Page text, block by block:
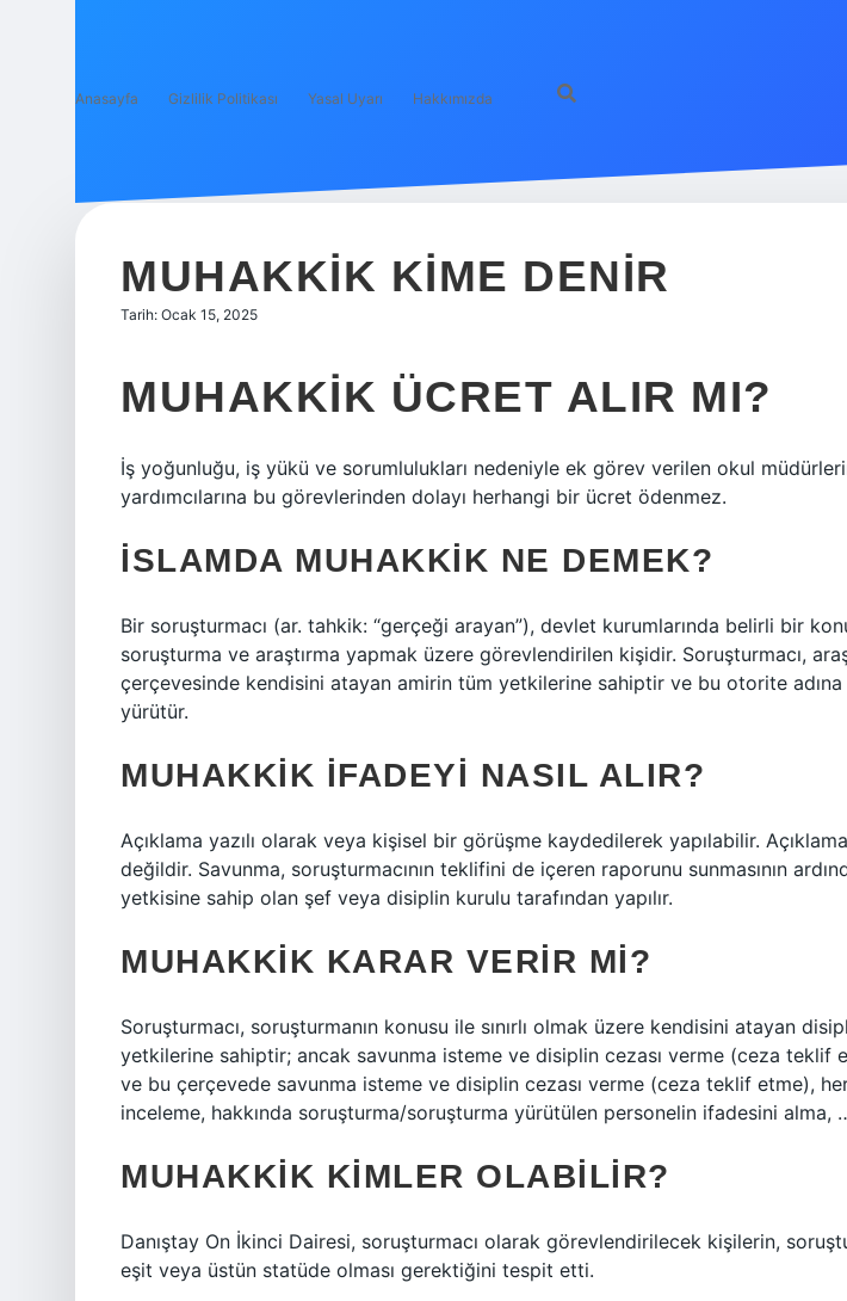
Anasayfa Gizlilik Politikası Yasal Uyarı Hakkımızda
MUHAKKIK KIME DENIR
Tarih: Ocak 15, 2025
MUHAKKIK ÜCRET ALIR MI?
İş yoğunluğu, iş yükü ve sorumlulukları nedeniyle ek görev verilen okul
yardımcılarına bu görevlerinden dolayı herhangi bir ücret ödenmez.
İSLAMDA MUHAKKIK NE DEMEK?
Bir soruşturmacı (ar. tahkik: “gerçeği arayan”), devlet kurumlarında belirli bir
soruşturma ve araştırma yapmak üzere görevlendirilen kişidir. Soruşturmacı,
çerçevesinde kendisini atayan amirin tüm yetkilerine sahiptir ve bu otorite adına
yürütür.
MUHAKKIK IFADEYI NASIL ALIR?
Açıklama yazılı olarak veya kişisel bir görüşme kaydedilerek yapılabilir.
değildir. Savunma, soruşturmacının teklifini de içeren raporunu sunmasının
yetkisine sahip olan şef veya disiplin kurulu tarafından yapılır.
MUHAKKIK KARAR VERIR MI?
Soruşturmacı, soruşturmanın konusu ile sınırlı olmak üzere kendisini atayan
yetkilerine sahiptir; ancak savunma isteme ve disiplin cezası verme (ceza teklif
ve bu çerçevede savunma isteme ve disiplin cezası verme (ceza teklif etme),
inceleme, hakkında soruşturma/soruşturma yürütülen personelin ifadesini alma,
MUHAKKIK KIMLER OLABILIR?
Danıştay On İkinci Dairesi, soruşturmacı olarak görevlendirilecek kişilerin,
eşit veya üstün statüde olması gerektiğini tespit etti.